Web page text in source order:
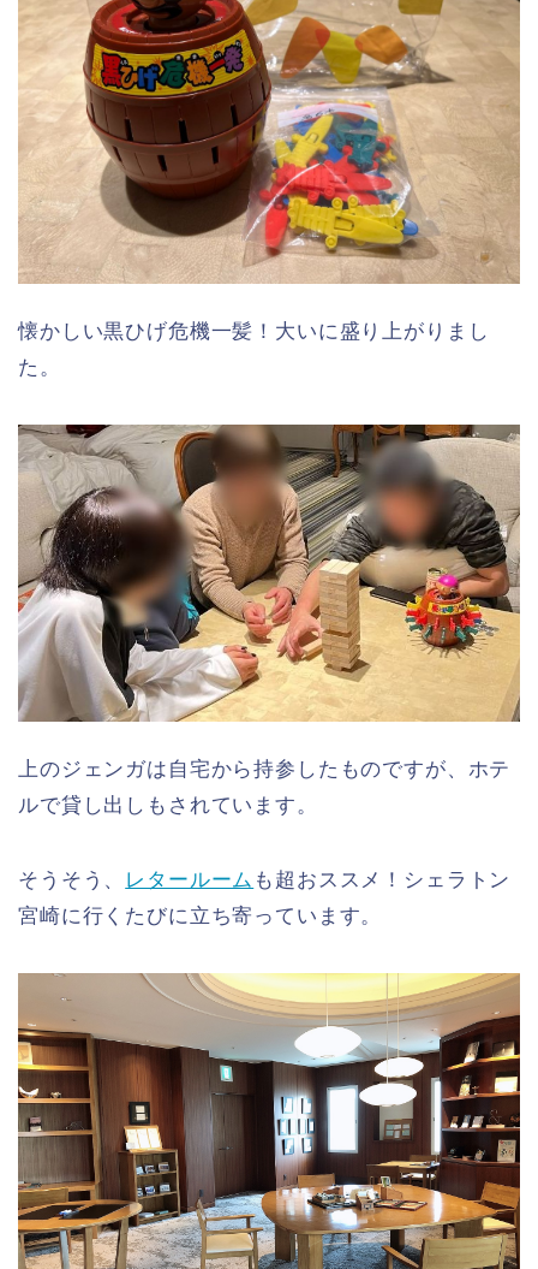
懐かしい黒ひげ危機一髪！大いに盛り上がりまし
た。
上のジェンガは自宅から持参したものですが、ホテ
ルで貸し出しもされています。
そうそう、 レタールーム も超おススメ！シェラトン
宮崎に行くたびに立ち寄っています。